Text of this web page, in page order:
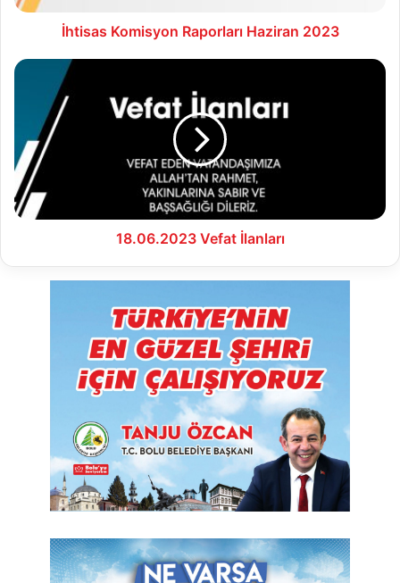
İhtisas Komisyon Raporları Haziran 2023
18.06.2023
18.06.2023 Vefat İlanları